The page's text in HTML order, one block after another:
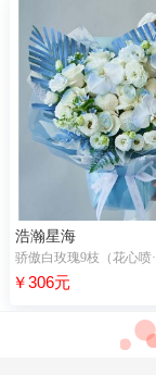
浩瀚星海
骄傲白玫瑰9枝（花心喷
￥306元